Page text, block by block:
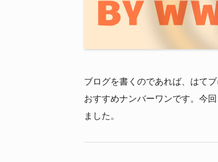
ブログを書くのであれば、はて
おすすめナンバーワンです。今
ました。